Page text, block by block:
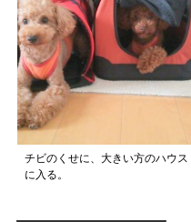
チビのくせに、大きい方のハウス
に入る。